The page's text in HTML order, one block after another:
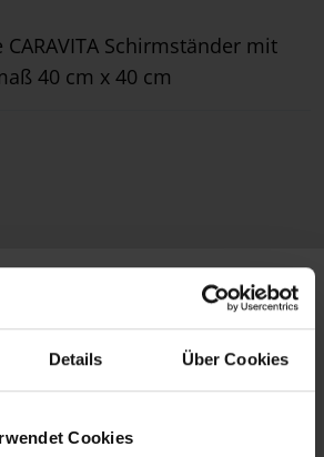
Details Über Cookies
Cookies
Schirmständer mit
40 cm x 40 cm